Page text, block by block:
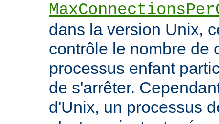
dans la version Unix,
contrôle le nombre de
processus enfant
de s'arrêter.
d'Unix, un processus